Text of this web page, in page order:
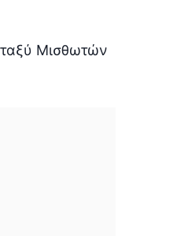
Μισθωτών